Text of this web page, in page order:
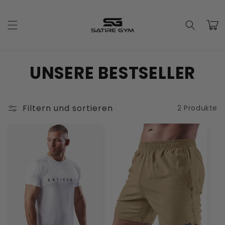
Inhalt
K
t
o
r
i
UNSERE BESTSELLER
Filtern und sortieren 2 Produkte